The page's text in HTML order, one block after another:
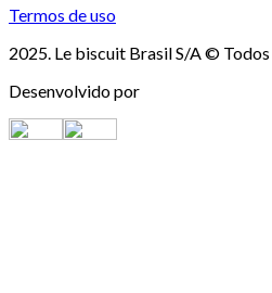
Termos de uso
2025. Le biscuit Brasil S/A ©
Desenvolvido por